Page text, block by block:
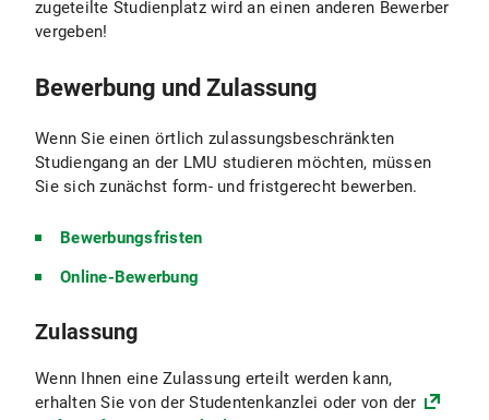
Deutschland beschäftigt sind oder waren.
zugeteilte Studienplatz wird an einen anderen Bewerber
vergeben!
Bewerbung und Zulassung
Wenn Sie einen örtlich zulassungsbeschränkten
Studiengang an der LMU studieren möchten, müssen
Sie sich zunächst form- und fristgerecht bewerben.
Bewerbungsfristen
Online-Bewerbung
Zulassung
Wenn Ihnen eine Zulassung erteilt werden kann,
erhalten Sie von der Studentenkanzlei oder von der